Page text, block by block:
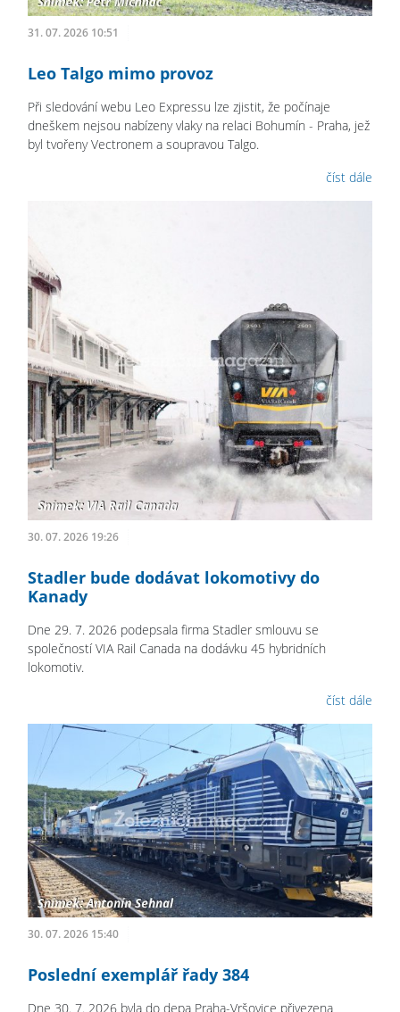
31. 07. 2026 10:51
Leo Talgo mimo provoz
Při sledování webu Leo Expressu lze zjistit, že počínaje
dneškem nejsou nabízeny vlaky na relaci Bohumín - Praha, jež
byl tvořeny Vectronem a soupravou Talgo.
číst dále
30. 07. 2026 19:26
Stadler bude dodávat lokomotivy do
Kanady
Dne 29. 7. 2026 podepsala firma Stadler smlouvu se
společností VIA Rail Canada na dodávku 45 hybridních
lokomotiv.
číst dále
30. 07. 2026 15:40
Poslední exemplář řady 384
Dne 30. 7. 2026 byla do depa Praha-Vršovice přivezena